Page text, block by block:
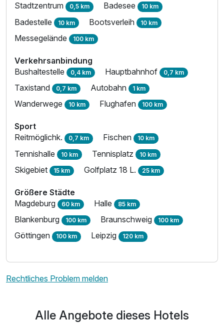
Stadtzentrum 0,5 km Badesee 10 km
Badestelle 10 km Bootsverleih 10 km
Messegelände 100 km
Verkehrsanbindung
Bushaltestelle 0,4 km Hauptbahnhof 0,7 km
Taxistand 0,7 km Autobahn 1 km
Wanderwege 10 km Flughafen 100 km
Sport
Reitmöglichk. 0,7 km Fischen 10 km
Tennishalle 10 km Tennisplatz 10 km
Skigebiet 15 km Golfplatz 18 L. 25 km
Größere Städte
Magdeburg 60 km Halle 85 km
Blankenburg 100 km Braunschweig 100 km
Göttingen 100 km Leipzig 120 km
Rechtliches Problem melden
Alle Angebote dieses Hotels